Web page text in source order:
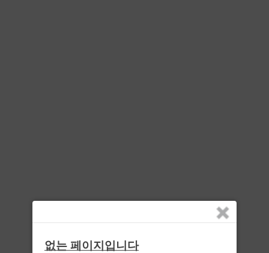
없는 페이지입니다